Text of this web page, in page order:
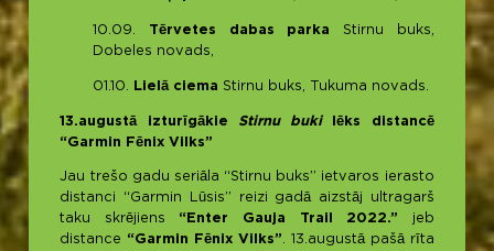
10.09. Tērvetes dabas parka
Stirnu buks,
Dobeles novads,
01.10. Lielā ciema Stirnu buks, Tukuma novads.
13.augustā izturīgākie Stirnu bukilēks distancē
“Garmin Fēnix Vilks”
Jau trešo gadu seriāla “Stirnu buks” ietvaros ierasto
distanci “Garmin Lūsis” reizi gadā aizstāj ultragarš
taku skrējiens “Enter Gauja Trail 2022.” jeb
distance “Garmin Fēnix Vilks”. 13.augustā pašā rīta